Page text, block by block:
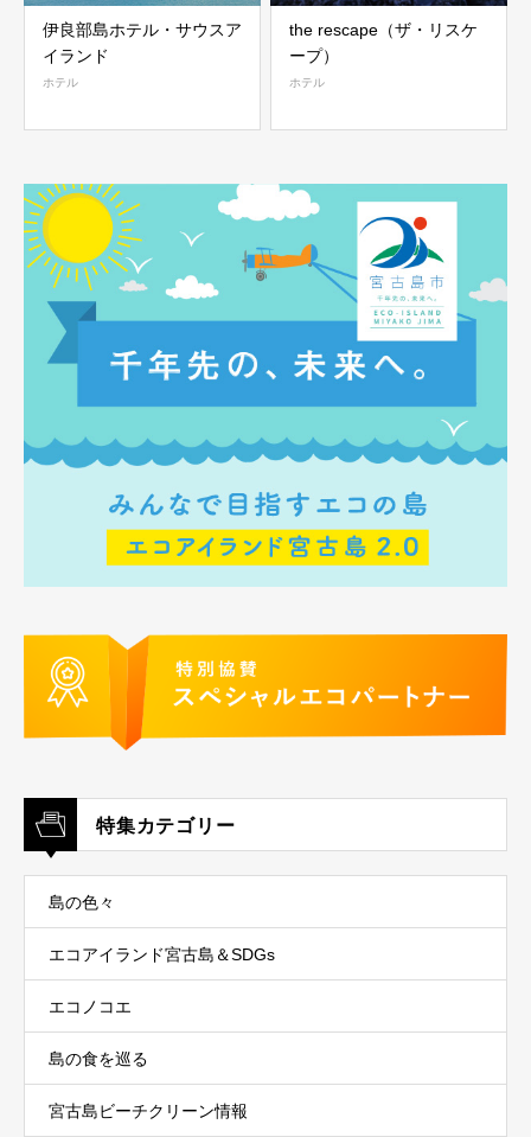
伊良部島ホテル・サウスア
イランド
ホテル
the rescape（ザ・リスケ
ープ）
ホテル
特集カテゴリー
島の色々
エコアイランド宮古島＆SDGs
エコノコエ
島の食を巡る
宮古島ビーチクリーン情報